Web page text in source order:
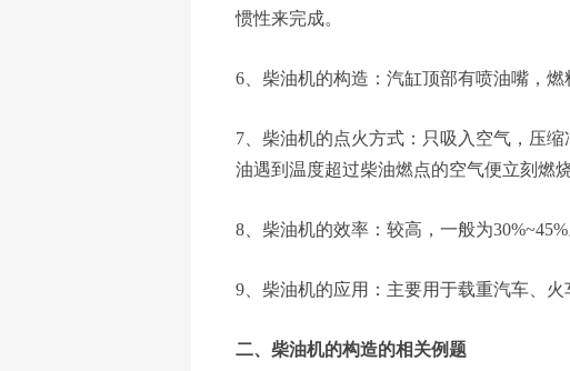
惯性来完成。
6、柴油机的构造：汽缸顶部有喷油嘴，燃
7、柴油机的点火方式：只吸入空气，压
油遇到温度超过柴油燃点的空气便立刻燃
8、柴油机的效率：较高，一般为30%~45%
9、柴油机的应用：主要用于载重汽车、火
二、柴油机的构造的相关例题